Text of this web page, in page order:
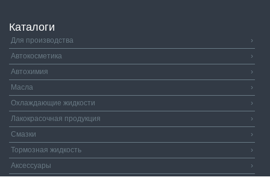
Каталоги
Для производства
›
Автокосметика
›
Автохимия
›
Масла
›
Охлаждающие жидкости
›
Лакокрасочная продукция
›
Смазки
›
Тормозная жидкость
›
Аксессуары
›